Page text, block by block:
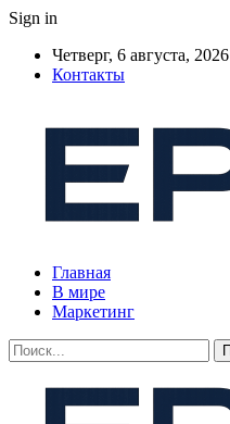
Sign in
Четверг, 6 августа, 2026
Контакты
Главная
В мире
Маркетинг